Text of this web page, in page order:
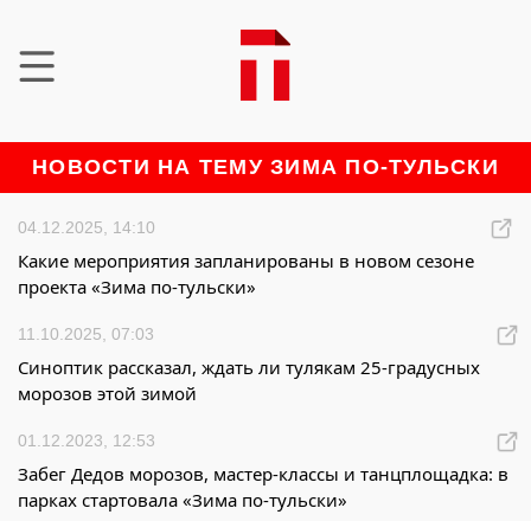
НОВОСТИ НА ТЕМУ ЗИМА ПО-ТУЛЬСКИ
04.12.2025, 14:10
Какие мероприятия запланированы в новом сезоне
проекта «Зима по-тульски»
11.10.2025, 07:03
Синоптик рассказал, ждать ли тулякам 25-градусных
морозов этой зимой
01.12.2023, 12:53
Забег Дедов морозов, мастер-классы и танцплощадка: в
парках стартовала «Зима по-тульски»